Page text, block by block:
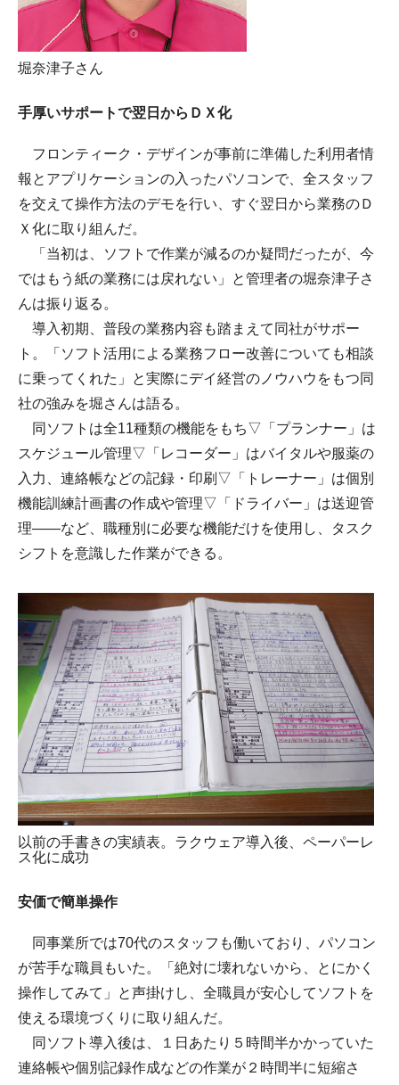
堀奈津子さん
手厚いサポートで翌日からＤＸ化
フロンティーク・デザインが事前に準備した利用者情
報とアプリケーションの入ったパソコンで、全スタッフ
を交えて操作方法のデモを行い、すぐ翌日から業務のＤ
Ｘ化に取り組んだ。
「当初は、ソフトで作業が減るのか疑問だったが、今
ではもう紙の業務には戻れない」と管理者の堀奈津子さ
んは振り返る。
導入初期、普段の業務内容も踏まえて同社がサポー
ト。「ソフト活用による業務フロー改善についても相談
に乗ってくれた」と実際にデイ経営のノウハウをもつ同
社の強みを堀さんは語る。
同ソフトは全11種類の機能をもち▽「プランナー」は
スケジュール管理▽「レコーダー」はバイタルや服薬の
入力、連絡帳などの記録・印刷▽「トレーナー」は個別
機能訓練計画書の作成や管理▽「ドライバー」は送迎管
理――など、職種別に必要な機能だけを使用し、タスク
シフトを意識した作業ができる。
以前の手書きの実績表。ラクウェア導入後、ペーパーレ
ス化に成功
安価で簡単操作
同事業所では70代のスタッフも働いており、パソコン
が苦手な職員もいた。「絶対に壊れないから、とにかく
操作してみて」と声掛けし、全職員が安心してソフトを
使える環境づくりに取り組んだ。
同ソフト導入後は、１日あたり５時間半かかっていた
連絡帳や個別記録作成などの作業が２時間半に短縮さ